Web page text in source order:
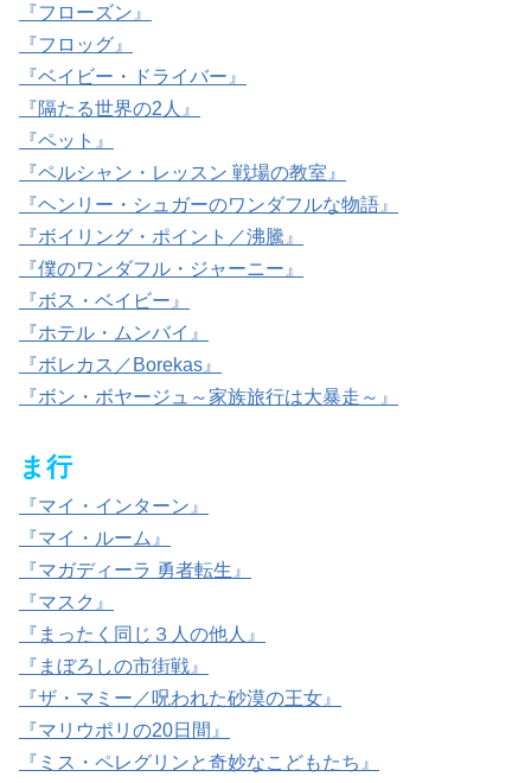
『フローズン』
『フロッグ』
『ベイビー・ドライバー』
『隔たる世界の2人』
『ペット』
『ペルシャン・レッスン 戦場の教室』
『ヘンリー・シュガーのワンダフルな物語』
『ボイリング・ポイント／沸騰』
『僕のワンダフル・ジャーニー』
『ボス・ベイビー』
『ホテル・ムンバイ』
『ボレカス／Borekas』
『ボン・ボヤージュ～家族旅行は大暴走～』
ま行
『マイ・インターン』
『マイ・ルーム』
『マガディーラ 勇者転生』
『マスク』
『まったく同じ３人の他人』
『まぼろしの市街戦』
『ザ・マミー／呪われた砂漠の王女』
『マリウポリの20日間』
『ミス・ペレグリンと奇妙なこどもたち』